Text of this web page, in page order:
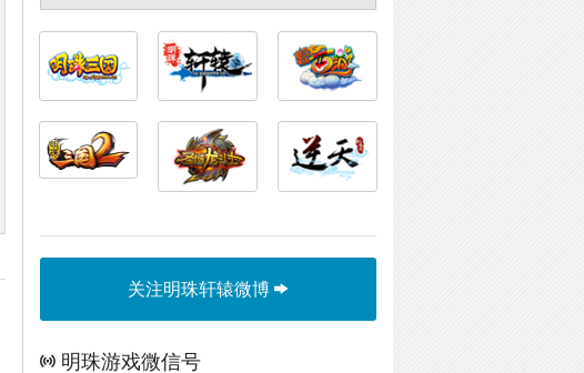
关注明珠轩辕微博
明珠游戏微信号